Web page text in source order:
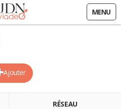
MENU
Ajouter
RÉSEAU